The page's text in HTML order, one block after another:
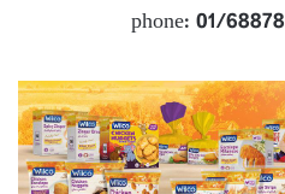
phone: 01/